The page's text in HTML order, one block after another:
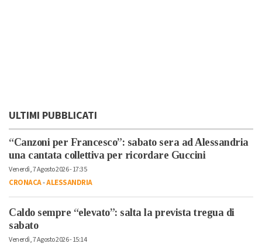
ULTIMI PUBBLICATI
“Canzoni per Francesco”: sabato sera ad Alessandria
una cantata collettiva per ricordare Guccini
Venerdì, 7 Agosto 2026 - 17:35
CRONACA-ALESSANDRIA
Caldo sempre “elevato”: salta la prevista tregua di
sabato
Venerdì, 7 Agosto 2026 - 15:14